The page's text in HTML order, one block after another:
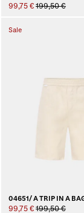
99,75 € 199,50 €
Sale
04651/ A TRIP IN A
99,75 € 199,50 €